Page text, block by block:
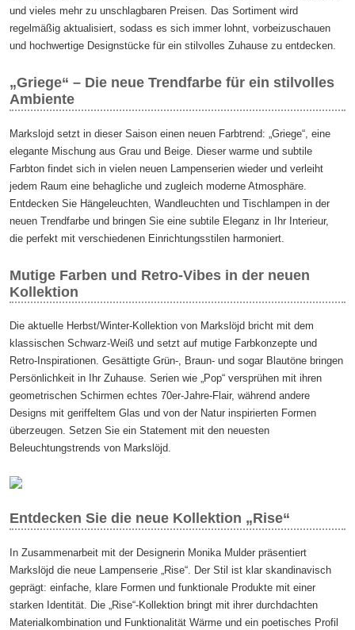
und vieles mehr zu unschlagbaren Preisen. Das Sortiment wird
regelmäßig aktualisiert, sodass es sich immer lohnt, vorbeizuschauen
und hochwertige Designstücke für ein stilvolles Zuhause zu entdecken.
„Griege“ – Die neue Trendfarbe für ein stilvolles
Ambiente
Markslojd setzt in dieser Saison einen neuen Farbtrend: „Griege“, eine
elegante Mischung aus Grau und Beige. Dieser warme und subtile
Farbton findet sich in vielen neuen Lampenserien wieder und verleiht
jedem Raum eine behagliche und zugleich moderne Atmosphäre.
Entdecken Sie Hängeleuchten, Wandleuchten und Tischlampen in der
neuen Trendfarbe und bringen Sie eine subtile Eleganz in Ihr Interieur,
die perfekt mit verschiedenen Einrichtungsstilen harmoniert.
Mutige Farben und Retro-Vibes in der neuen
Kollektion
Die aktuelle Herbst/Winter-Kollektion von Markslöjd bricht mit dem
klassischen Schwarz-Weiß und setzt auf mutige Farbkonzepte und
Retro-Inspirationen. Gesättigte Grün-, Braun- und sogar Blautöne bringen
Persönlichkeit in Ihr Zuhause. Serien wie „Pop“ versprühen mit ihren
geometrischen Schirmen echtes 70er-Jahre-Flair, während andere
Designs mit geriffeltem Glas und von der Natur inspirierten Formen
überzeugen. Setzen Sie ein Statement mit den neuesten
Beleuchtungstrends von Markslöjd.
Entdecken Sie die neue Kollektion „Rise“
In Zusammenarbeit mit der Designerin Monika Mulder präsentiert
Markslöjd die neue Lampenserie „Rise“. Der Stil ist klar skandinavisch
geprägt: einfache, klare Formen und funktionale Produkte mit einer
starken Identität. Die „Rise“-Kollektion bringt mit ihrer durchdachten
Materialkombination und Funktionalität Wärme und ein poetisches Profil